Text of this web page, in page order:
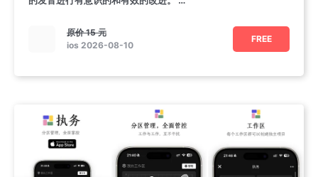
原价15 元
ios 2026-08-10
FREE